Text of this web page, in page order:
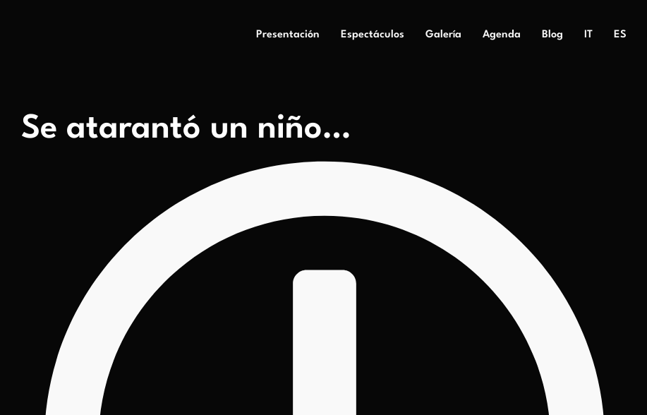
Presentación Espectáculos Galería Agenda Blog IT ES
Se atarantó un niño…